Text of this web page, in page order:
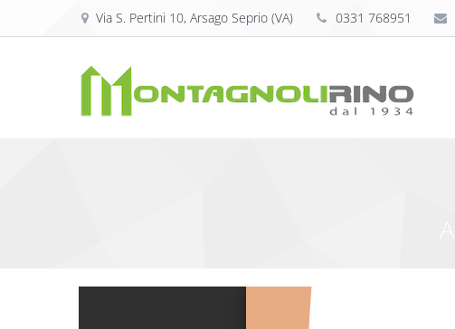
Via S. Pertini 10, Arsago Seprio (VA) 0331 768951